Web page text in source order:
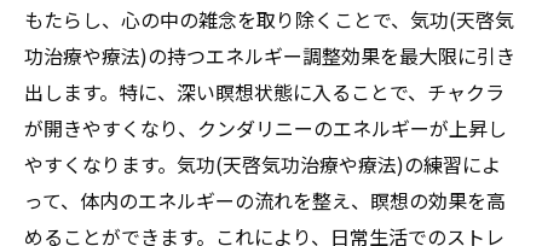
もたらし、心の中の雑念を取り除くことで、気功(天啓気
功治療や療法)の持つエネルギー調整効果を最大限に引き
出します。特に、深い瞑想状態に入ることで、チャクラ
が開きやすくなり、クンダリニーのエネルギーが上昇し
やすくなります。気功(天啓気功治療や療法)の練習によ
って、体内のエネルギーの流れを整え、瞑想の効果を高
めることができます。これにより、日常生活でのストレ